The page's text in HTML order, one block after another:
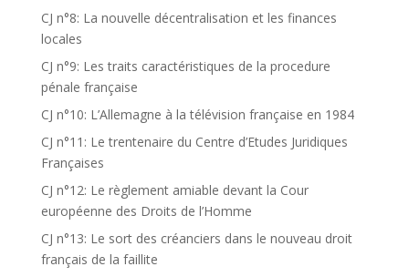
CJ n°8: La nouvelle décentralisation et les finances
locales
CJ n°9: Les traits caractéristiques de la procedure
pénale française
CJ n°10: L’Allemagne à la télévision française en 1984
CJ n°11: Le trentenaire du Centre d’Etudes Juridiques
Françaises
CJ n°12: Le règlement amiable devant la Cour
européenne des Droits de l’Homme
CJ n°13: Le sort des créanciers dans le nouveau droit
français de la faillite